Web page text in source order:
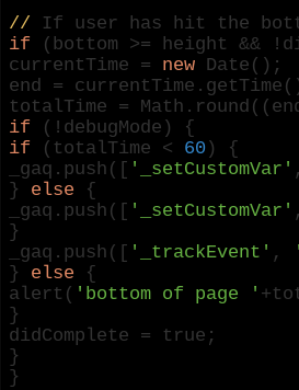
// If user has hit the
if (bottom >= height &&
currentTime = new Date();
end =
totalTime =
if (!debugMode) {
if (totalTime < 60 ) {
_gaq.push([
'_setCustomVar'
} else {
_gaq.push([
'_setCustomVar'
}
_gaq.push([
'_trackEvent' ,
} else {
alert( 'bottom of page '
}
didComplete = true ;
}
}